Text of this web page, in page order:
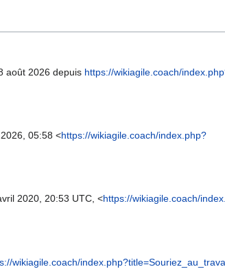
août 2026 depuis https://wikiagile.coach/
05:58 <https://wikiagile.coach/index.php?
2020, 20:53 UTC, <https://wikiagile.coach/
wikiagile.coach/